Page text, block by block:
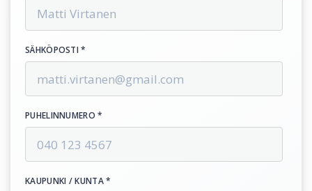
SÄHKÖPOSTI *
PUHELINNUMERO *
KAUPUNKI / KUNTA *